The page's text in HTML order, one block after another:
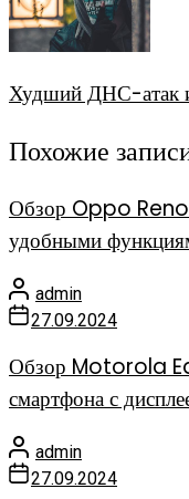
Худший ДНС-атак
Похожие
Обзор Oppo Reno
удобными
admin
27.09.2024
Обзор Motorola
смартфона с
admin
27.09.2024